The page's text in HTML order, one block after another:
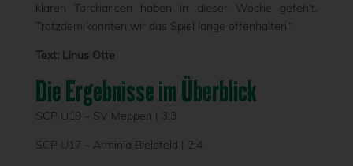
klaren Torchancen haben in dieser Woche gefehlt.
Trotzdem konnten wir das Spiel lange offenhalten.“
Text: Linus Otte
Die Ergebnisse im Überblick
SCP U19 – SV Meppen | 3:3
SCP U17 – Arminia Bielefeld | 2:4